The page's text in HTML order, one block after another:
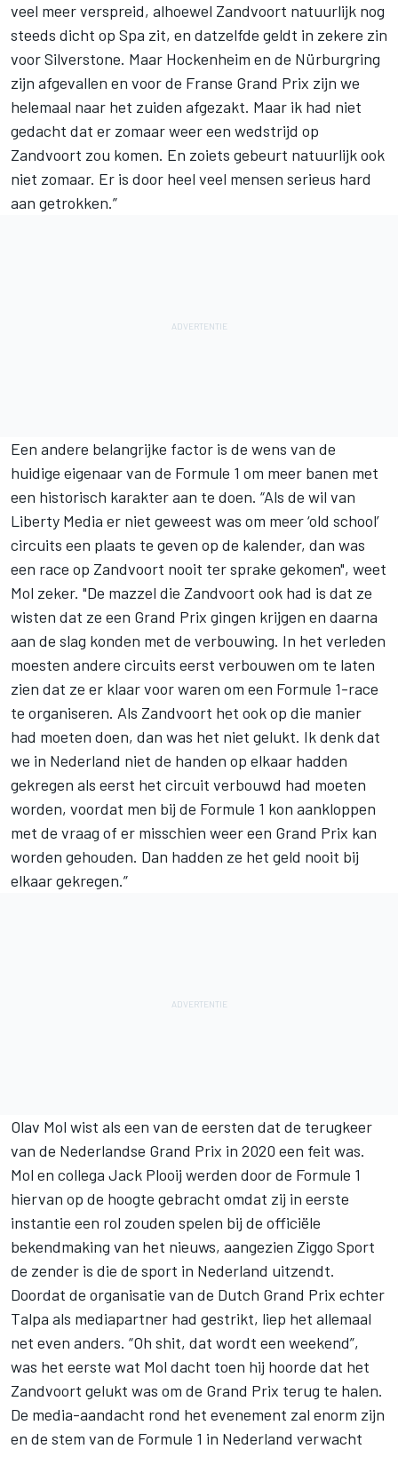
veel meer verspreid, alhoewel Zandvoort natuurlijk nog
steeds dicht op Spa zit, en datzelfde geldt in zekere zin
voor Silverstone. Maar Hockenheim en de Nürburgring
zijn afgevallen en voor de Franse Grand Prix zijn we
helemaal naar het zuiden afgezakt. Maar ik had niet
gedacht dat er zomaar weer een wedstrijd op
Zandvoort zou komen. En zoiets gebeurt natuurlijk ook
niet zomaar. Er is door heel veel mensen serieus hard
aan getrokken.”
Een andere belangrijke factor is de wens van de
huidige eigenaar van de Formule 1 om meer banen met
een historisch karakter aan te doen. “Als de wil van
Liberty Media er niet geweest was om meer ‘old school’
circuits een plaats te geven op de kalender, dan was
een race op Zandvoort nooit ter sprake gekomen", weet
Mol zeker. "De mazzel die Zandvoort ook had is dat ze
wisten dat ze een Grand Prix gingen krijgen en daarna
aan de slag konden met de verbouwing. In het verleden
moesten andere circuits eerst verbouwen om te laten
zien dat ze er klaar voor waren om een Formule 1-race
te organiseren. Als Zandvoort het ook op die manier
had moeten doen, dan was het niet gelukt. Ik denk dat
we in Nederland niet de handen op elkaar hadden
gekregen als eerst het circuit verbouwd had moeten
worden, voordat men bij de Formule 1 kon aankloppen
met de vraag of er misschien weer een Grand Prix kan
worden gehouden. Dan hadden ze het geld nooit bij
elkaar gekregen.”
Olav Mol wist als een van de eersten dat de terugkeer
van de Nederlandse Grand Prix in 2020 een feit was.
Mol en collega Jack Plooij werden door de Formule 1
hiervan op de hoogte gebracht omdat zij in eerste
instantie een rol zouden spelen bij de officiële
bekendmaking van het nieuws, aangezien Ziggo Sport
de zender is die de sport in Nederland uitzendt.
Doordat de organisatie van de Dutch Grand Prix echter
Talpa als mediapartner had gestrikt, liep het allemaal
net even anders. “Oh shit, dat wordt een weekend”,
was het eerste wat Mol dacht toen hij hoorde dat het
Zandvoort gelukt was om de Grand Prix terug te halen.
De media-aandacht rond het evenement zal enorm zijn
en de stem van de Formule 1 in Nederland verwacht